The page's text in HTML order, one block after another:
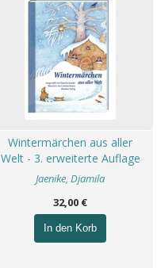
Wintermärchen aus aller
Welt - 3. erweiterte Auflage
Jaenike, Djamila
32,00 €
In den Korb